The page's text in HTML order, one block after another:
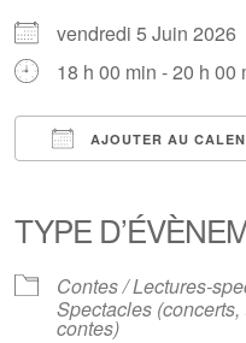
vendredi 5 Juin 2026
18 h 00 min - 20 h 00
AJOUTER AU
TYPE
Contes / Lectures-
Spectacles (concerts,
contes)